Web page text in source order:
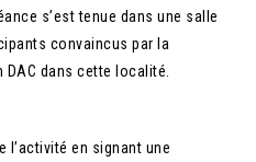
s’est tenue dans une salle
convaincus par la
DAC dans cette localité.
l’activité en signant une